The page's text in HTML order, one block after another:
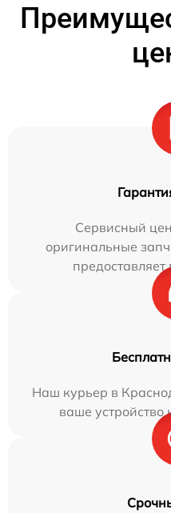
Сервисный
оригинальные
Наш курьер в
ваше устройство